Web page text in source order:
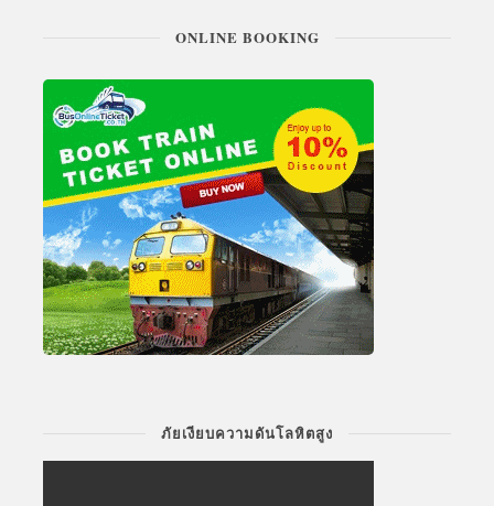
ONLINE BOOKING
ภัยเงียบความดันโลหิตสูง